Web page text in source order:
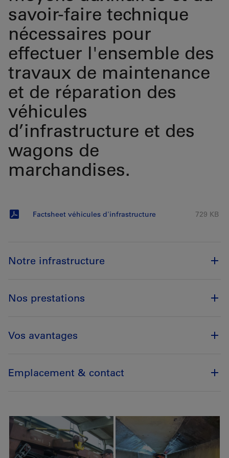
savoir-faire technique
nécessaires pour
effectuer l'ensemble des
travaux de maintenance
et de réparation des
véhicules
d’infrastructure et des
wagons de
marchandises.
729 KB
Factsheet véhicules d'infrastructure
Notre infrastructure
Nos prestations
Vos avantages
Emplacement & contact